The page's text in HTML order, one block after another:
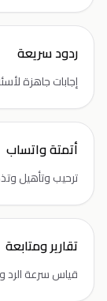
ردود سريعة
إجابات جاهزة
أتمتة واتساب
ترحيب وتأهيل
تقارير ومتابعة
قياس سرعة الرد